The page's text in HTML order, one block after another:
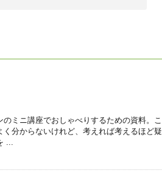
ミニ講座でおしゃべりするための資料。こ
分からないけれど、考えれば考えるほど疑
...